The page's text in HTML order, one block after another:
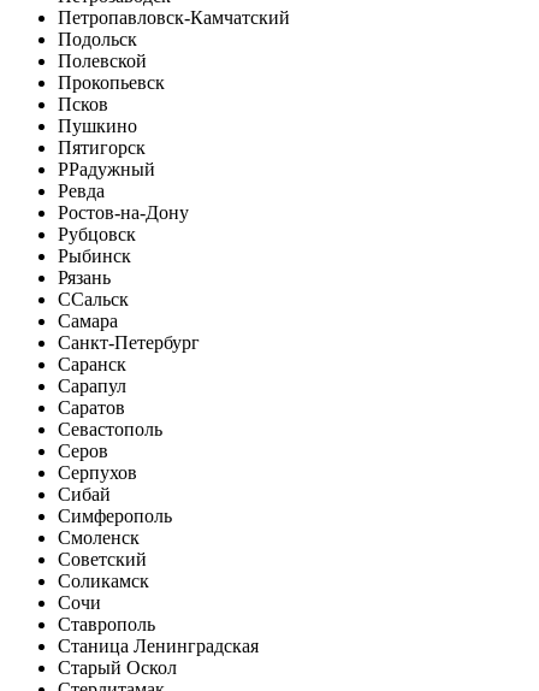
Петропавловск-Камчатский
Подольск
Полевской
Прокопьевск
Псков
Пушкино
Пятигорск
РРадужный
Ревда
Ростов-на-Дону
Рубцовск
Рыбинск
Рязань
ССальск
Самара
Санкт-Петербург
Саранск
Сарапул
Саратов
Севастополь
Серов
Серпухов
Сибай
Симферополь
Смоленск
Советский
Соликамск
Сочи
Ставрополь
Станица Ленинградская
Старый Оскол